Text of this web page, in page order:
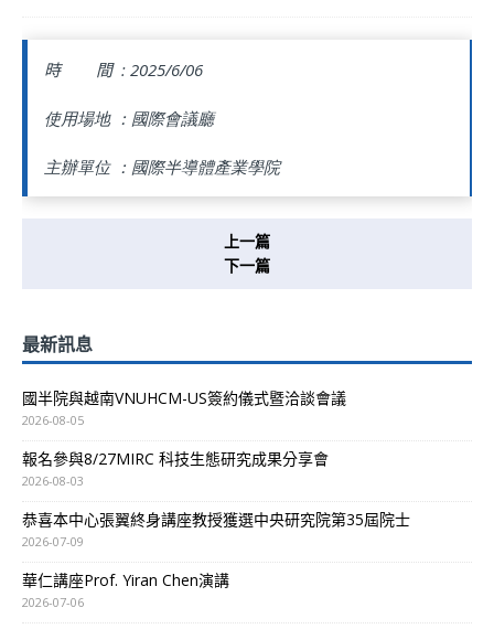
時 間 : 2025/6/06
使用場地 ：國際會議廳
主辦單位 ：國際半導體產業學院
上一篇
下一篇
最新訊息
國半院與越南VNUHCM-US簽約儀式暨洽談會議
2026-08-05
報名參與8/27MIRC 科技生態研究成果分享會
2026-08-03
恭喜本中心張翼終身講座教授獲選中央研究院第35屆院士
2026-07-09
華仁講座Prof. Yiran Chen演講
2026-07-06